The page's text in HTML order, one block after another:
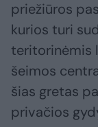
priežiūros
kurios turi
teritorinėmis
šeimos
šias gretas
privačios